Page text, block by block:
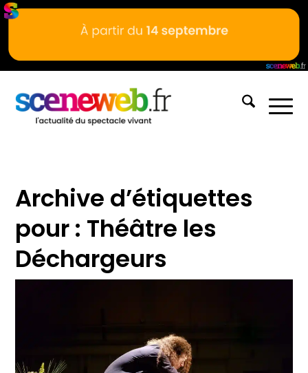
Archive d’étiquettes
pour : Théâtre les
Déchargeurs